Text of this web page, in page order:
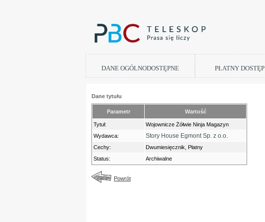
DANE OGÓLNODOSTĘPNE PŁATNY DOSTĘP
Dane tytułu
Parametr Wartość
Tytuł:
Wojownicze Żółwie Ninja Magazyn
Wydawca:
Story House Egmont Sp. z o.o.
Cechy:
Dwumiesięcznik, Płatny
Status:
Archiwalne
Powrót